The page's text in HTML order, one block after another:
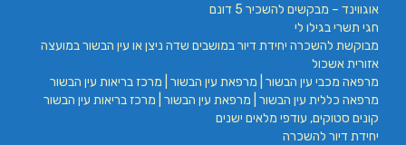
אוגווינד – מבקשים להשכיר 5 דונם
חגי תשרי בגילו לי
מבוקשת להשכרה יחידת דיור במושבים שדה ניצן או עין הבשור במועצה
אזורית אשכול
מרפאה מכבי עין הבשור | מרפאת עין הבשור | מרכז בריאות עין הבשור
מרפאה כללית עין הבשור | מרפאת עין הבשור | מרכז בריאות עין הבשור
קונים סטוקים, עודפי מלאים ישנים
יחידת דיור להשכרה